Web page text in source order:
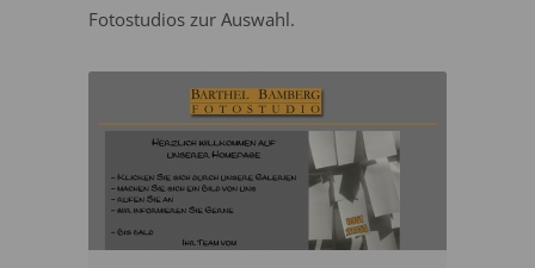
Fotostudios zur Auswahl.